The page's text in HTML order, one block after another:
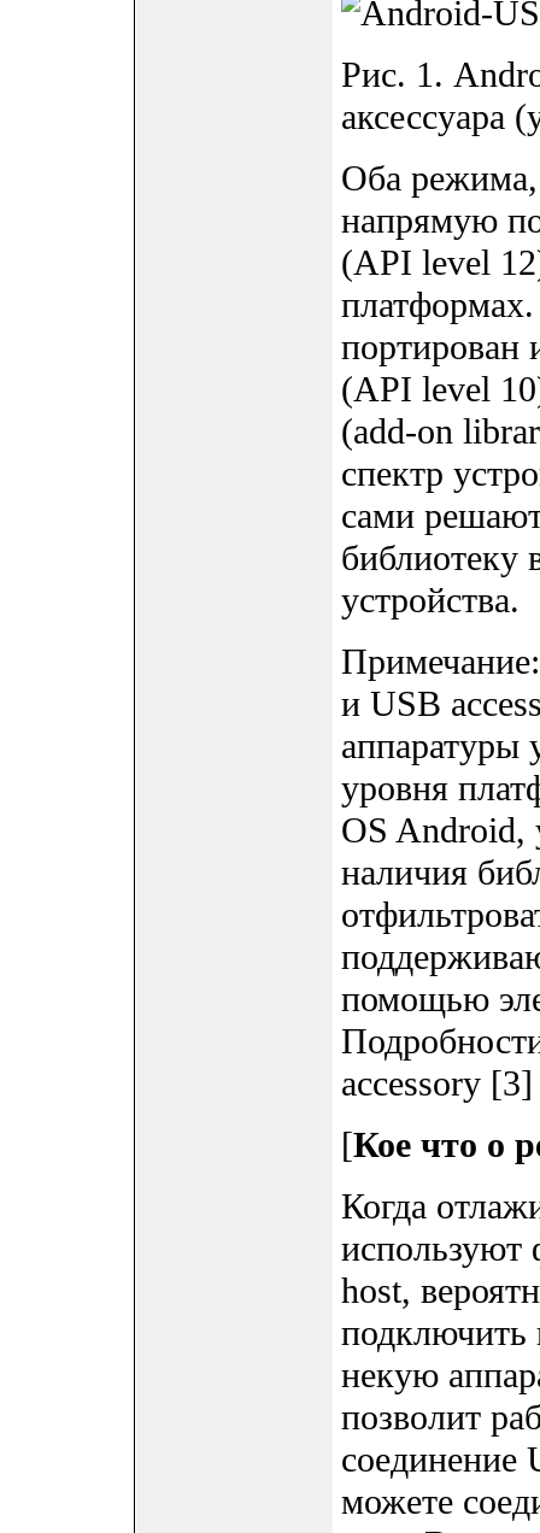
Рис. 1.
аксессуара
Оба
напрямую
(API level
портирован
(API level
(add-on
спектр
сами
библиотеку
устройства.
и USB
аппаратуры
уровня
OS Android,
наличия
помощью
accessory
[Кое что о
Когда
используют
host,
подключить
некую
позволит
можете